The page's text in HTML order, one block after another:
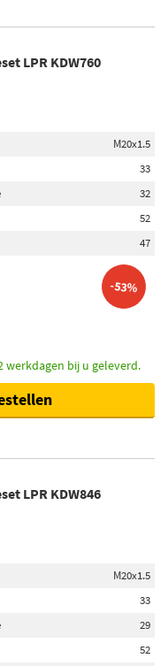
LPR KDW760
M20x1.5
33
32
52
47
-53%
werkdagen bij u geleverd.
LPR KDW846
M20x1.5
33
29
52